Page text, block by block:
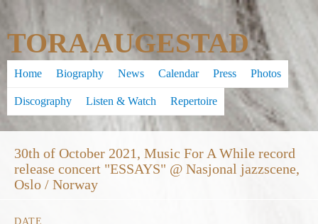
Skip
to
main
TORA AUGESTAD
Home Biography News Calendar Press Photos
Discography Listen & Watch Repertoire
30th of October 2021, Music For A While record
release concert "ESSAYS" @ Nasjonal jazzscene,
Oslo / Norway
DATE